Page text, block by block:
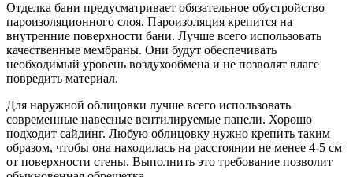
Отделка бани предусматривает обязательное обустройство
пароизоляционного слоя. Пароизоляция крепится на
внутренние поверхности бани. Лучше всего использовать
качественные мембраны. Они будут обеспечивать
необходимый уровень воздухообмена и не позволят влаге
повредить материал.
Для наружной облицовки лучше всего использовать
современные навесные вентилируемые панели. Хорошо
подходит сайдинг. Любую облицовку нужно крепить таким
образом, чтобы она находилась на расстоянии не менее 4-5 см
от поверхности стены. Выполнить это требование позволит